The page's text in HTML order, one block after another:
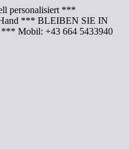
personalisiert ***
*** BLEIBEN SIE IN
Mobil: +43 664 5433940